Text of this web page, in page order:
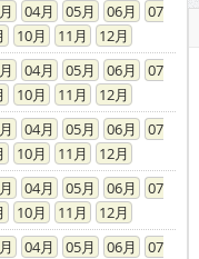
04 05 06
07
10 11
12
04 05 06
07
10 11
12
04 05 06
07
10 11
12
04 05 06
07
10 11
12
04 05 06
07